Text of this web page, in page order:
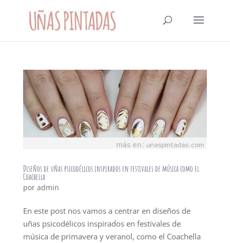
Diseños de uñas psicodélicos inspirados en festivales de música como el
Coachella
por admin
En este post nos vamos a centrar en diseños de
uñas psicodélicos inspirados en festivales de
música de primavera y veranol, como el Coachella